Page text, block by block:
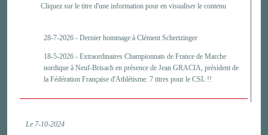
Cliquez sur le titre d'une information pour en visualiser le contenu
28-7-2026 - Dernier hommage à Clément Schertzinger
18-5-2026 - Extraordinaires Championnats de France de Marche
nordique à Neuf-Brisach en présence de Jean GRACIA, président de
la Fédération Française d'Athlétisme. 7 titres pour le CSL !!
Le 7-10-2024